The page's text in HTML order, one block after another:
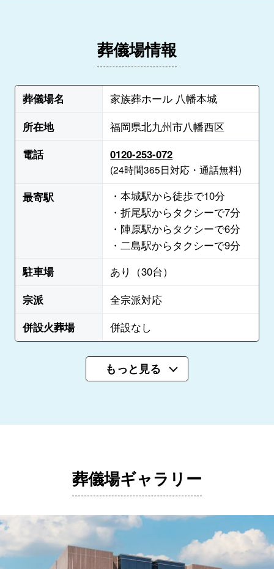
葬儀場情報
葬儀場名
家族葬ホール 八幡本城
所在地
福岡県北九州市八幡西区
電話
0120-253-072
(24時間365日対応・通話無料)
最寄駅
・本城駅から徒歩で10分
・折尾駅からタクシーで7分
・陣原駅からタクシーで6分
・二島駅からタクシーで9分
駐車場
あり（30台）
宗派
全宗派対応
併設火葬場
併設なし
もっと見る
葬儀場ギャラリー